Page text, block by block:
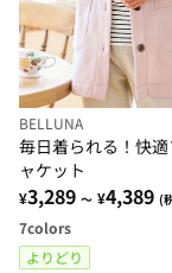
BELLUNA
毎日着られる！快
ャケット
¥3,289 ～ ¥4,389 (
7colors
よりどり